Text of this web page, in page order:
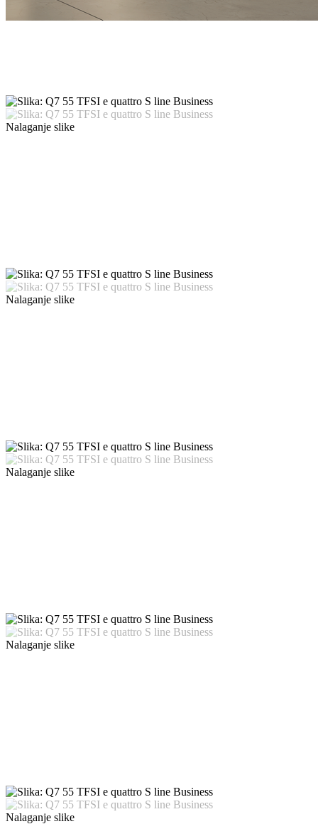
Nalaganje slike
Nalaganje slike
Nalaganje slike
Nalaganje slike
Nalaganje slike